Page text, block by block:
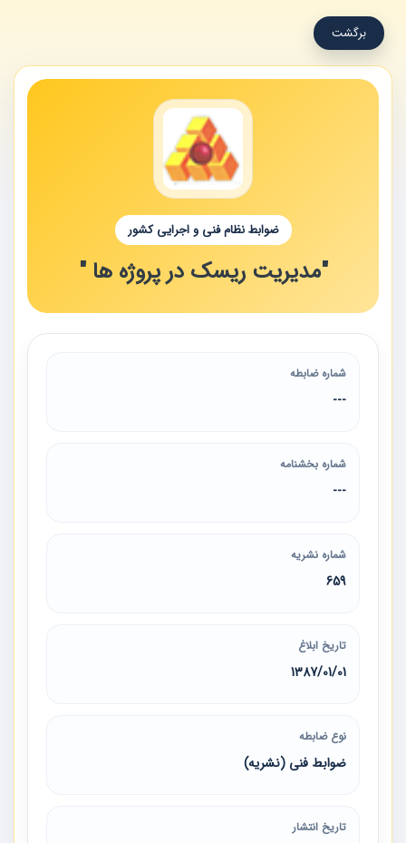
برگشت
ضوابط نظام فنی و اجرایی کشور
"مدیریت ریسک در پروژه ها "
شماره ضابطه
---
شماره بخشنامه
---
شماره نشریه
659
تاریخ ابلاغ
1387/01/01
نوع ضابطه
ضوابط فنی (نشریه)
تاریخ انتشار